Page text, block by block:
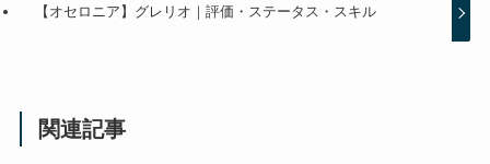
【オセロニア】グレリオ｜評価・ステータス・スキル
関連記事